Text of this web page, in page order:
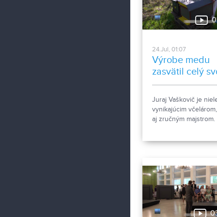
24.Jul, 01:07
Výrobe medu
zasvätil celý
život
Juraj Vaškovič je
vynikajúcim
aj zručným majstrom.
jej účinkoch ešte
nepočuli, pozrite si
nasledujúcu reportáž.